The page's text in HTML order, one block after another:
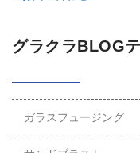
グラクラBLOG
ガラスフュージング